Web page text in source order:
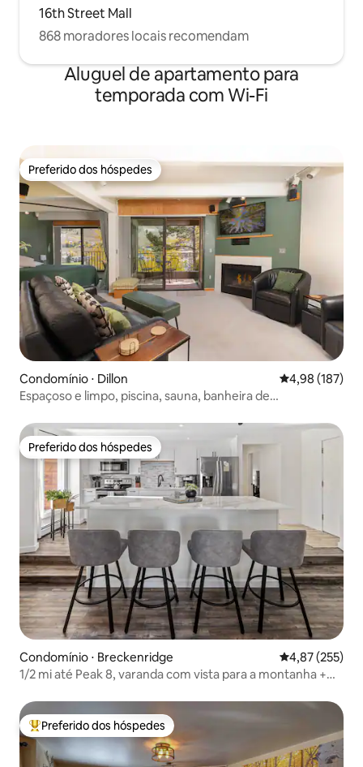
16th Street Mall
868 moradores locais recomendam
Aluguel de apartamento para
temporada com Wi-Fi
Preferido dos hóspedes
Preferido dos hóspedes
Condomínio ⋅ Dillon 4,98 de uma
4,98 (187)
Espaçoso e limpo, piscina, sauna, banheira de
Preferido dos hóspedes
Preferido dos hóspedes
Condomínio ⋅ Breckenridge 4,87 de uma
4,87 (255)
1/2 mi até Peak 8, varanda com vista para a montanha +
Entre os melhores preferidos dos hóspedes
Preferido dos hóspedes